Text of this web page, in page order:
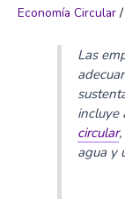
Economía Circular
Las
incluye
circular
agua y